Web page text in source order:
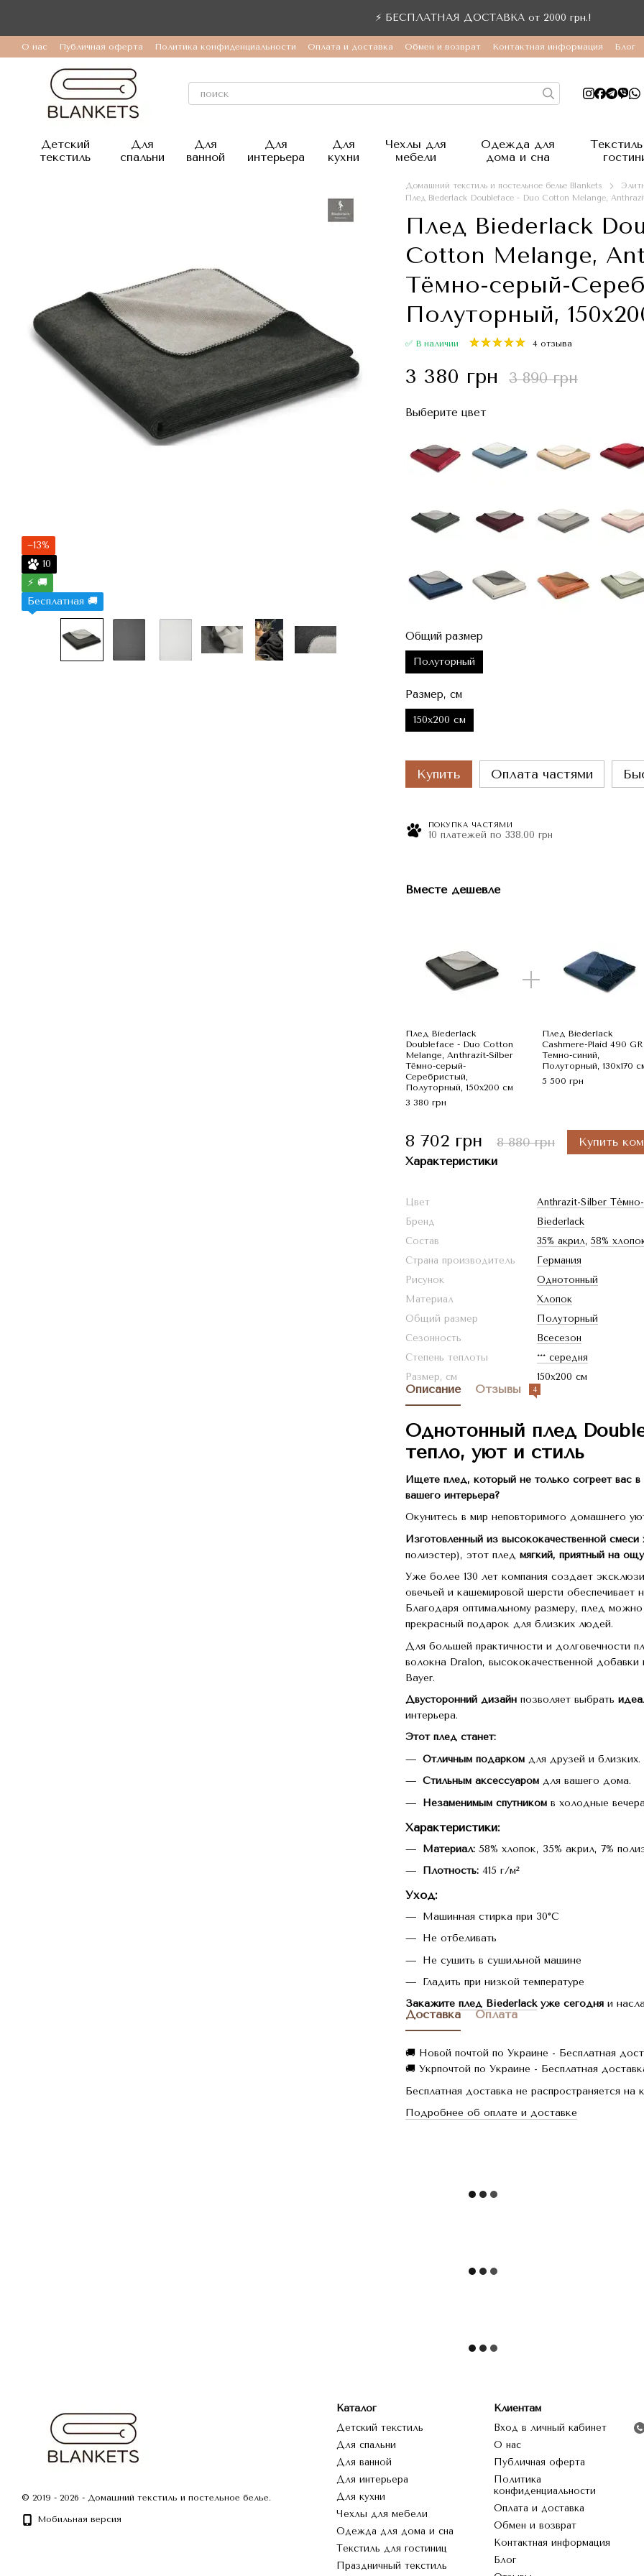
⚡ БЕСПЛАТНАЯ ДОСТАВКА от 2000 грн.!
О нас Публичная оферта Политика конфиденциальности Оплата и доставка Обмен и возврат Контактная информация Блог
Детский
текстиль
Для
спальни
Для
ванной
Для
интерьера
Для
кухни
Чехлы для
мебели
Одежда для
дома и сна
−13%
10
⚡ 🚚
Бесплатная 🚚
Домашний текстиль и постельное белье Blankets
Плед Biederlack Doubleface - Duo Cotton Melange,
Плед Biederlack
Cotton Melange,
Тёмно-серый-
Полуторный,
✅ В наличии 4 отзыва
3 380 грн 3 890 грн
Выберите цвет
Общий размер
Полуторный
Размер, см
150x200 см
Купить Оплата частями
ПОКУПКА ЧАСТЯМИ
10 платежей по 338.00 грн
Вместе дешевле
Плед Biederlack
Doubleface - Duo Cotton
Melange, Anthrazit-Silber
Тёмно-серый-
Серебристый,
Полуторный, 150x200 см
3 380 грн
Плед Biederlack
Cashmere-Plaid 490 GR,
Темно-синий,
Полуторный, 130x170
5 500 грн
8 702 грн 8 880 грн Купить
Характеристики
Цвет
Anthrazit-Silber
Бренд
Biederlack
Состав
35% акрил, 58%
Страна производитель
Германия
Рисунок
Однотонный
Материал
Хлопок
Общий размер
Полуторный
Сезонность
Всесезон
Степень теплоты
*** середня
Размер, см
150x200 см
Описание Отзывы 4
Однотонный плед
тепло, уют и стиль
Ищете плед, который не только согреет вас
вашего интерьера?
Окунитесь в мир неповторимого домашнего
Изготовленный из высококачественной смеси
полиэстер), этот плед мягкий, приятный на
Уже более 130 лет компания создает
овечьей и кашемировой шерсти обеспечивает
Благодаря оптимальному размеру, плед
прекрасный подарок для близких людей.
Для большей практичности и долговечности
волокна Dralon, высококачественной
Bayer.
Двусторонний дизайнпозволяет выбрать
интерьера.
Этот плед станет:
Отличным подаркомдля друзей и близких.
Стильным аксессуаромдля вашего дома.
Незаменимым спутникомв холодные
Характеристики:
Материал:58% хлопок, 35% акрил, 7%
Плотность:415 г/м²
Уход:
Машинная стирка при 30°C
Не отбеливать
Не сушить в сушильной машине
Гладить при низкой температуре
Закажите плед Biederlack уже сегодняи
Доставка Оплата
🚚 Новой почтой по Украине - Бесплатная
🚚 Укрпочтой по Украине - Бесплатная
Бесплатная доставка не распространяется на
Подробнее об оплате и доставке
© 2019 - 2026 - Домашний текстиль и постельное белье.
Мобильная версия
Каталог
Детский текстиль
Для спальни
Для ванной
Для интерьера
Для кухни
Чехлы для мебели
Одежда для дома и сна
Текстиль для гостиниц
Праздничный текстиль
Клиентам
Вход в личный кабинет
О нас
Публичная оферта
Политика
конфиденциальности
Оплата и доставка
Обмен и возврат
Контактная информация
Блог